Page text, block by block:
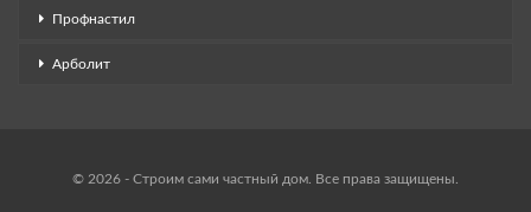
Профнастил
Арболит
© 2026 - Строим сами частный дом. Все права защищены.